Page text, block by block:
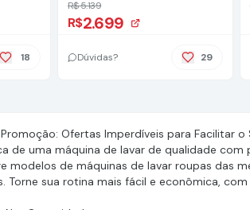
18
R$ 5.139
R$2.699
Dúvidas? 29
Ofertas Imperdíveis para Facilitar o
de uma máquina de lavar de qualidade
modelos de máquinas de lavar roupas das
Torne sua rotina mais fácil e econômica,